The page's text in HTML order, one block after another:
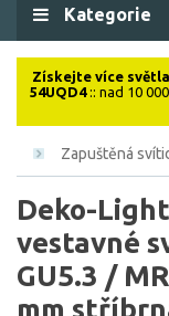
Kategorie
Získejte více
54UQD4:: nad 10
Zapuštěná
Deko-
vestavné
GU5.3 /
mm